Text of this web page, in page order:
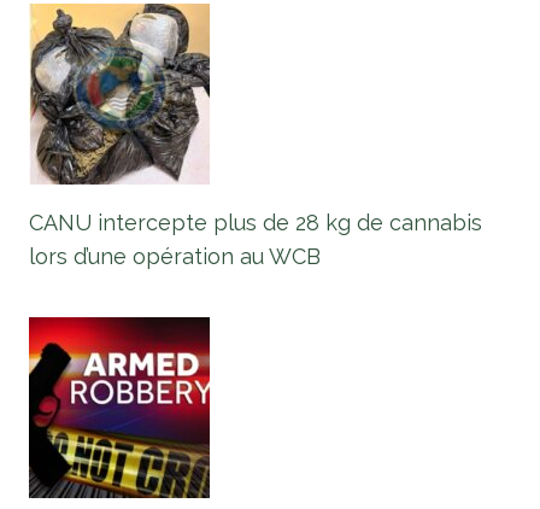
CANU intercepte plus de 28 kg de cannabis
lors d’une opération au WCB